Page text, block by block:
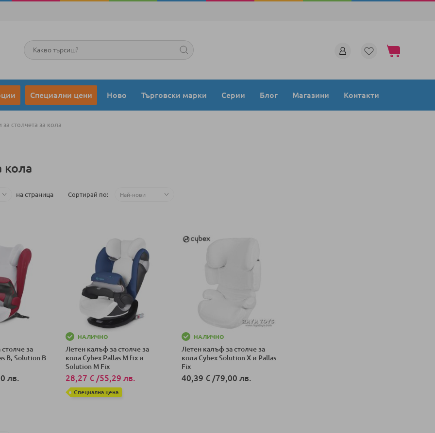
Моята количка
Търсене
Специални цени Ново Търговски марки Серии Блог Магазини Контакти
за столчета за кола
кола
на страница Сортирай по
за
B, Solution B
лв.
НАЛИЧНО
Летен калъф за столче за
кола Cybex Pallas M fix и
Solution M Fix
28,27 € /55,29 лв.
Специална цена
НАЛИЧНО
Летен калъф за столче за
кола Cybex Solution X и Pallas
Fix
40,39 € /79,00 лв.